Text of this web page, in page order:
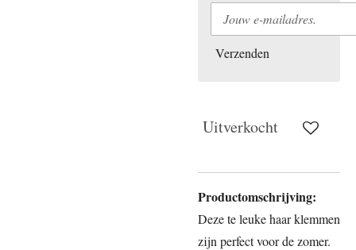
Verzenden
Uitverkocht
Productomschrijving:
Deze te leuke haar klemmen
zijn perfect voor de zomer.